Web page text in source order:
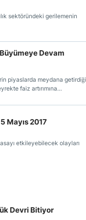
sektöründeki gerilemenin
Devam
piyaslarda meydana getirdiği
faiz artırımına
Mayıs 2017
Devri Bitiyor